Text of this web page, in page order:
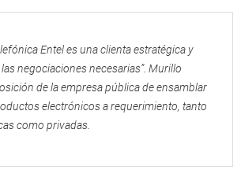
Entel es una clienta estratégica y
negociaciones necesarias”. Murillo
de la empresa pública de ensamblar
electrónicos a requerimiento, tanto
como privadas.